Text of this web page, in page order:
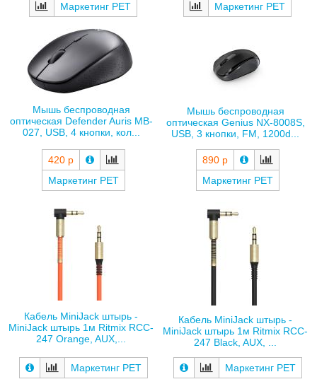
Маркетинг РЕТ Маркетинг РЕТ
Мышь беспроводная
оптическая Defender Auris MB-
027, USB, 4 кнопки, кол...
420 р
Маркетинг РЕТ
Мышь беспроводная
оптическая Genius NX-8008S,
USB, 3 кнопки, FM, 1200d...
890 р
Маркетинг РЕТ
Кабель MiniJack штырь -
MiniJack штырь 1м Ritmix RCC-
247 Orange, AUX,...
Маркетинг РЕТ
Кабель MiniJack штырь -
MiniJack штырь 1м Ritmix RCC-
247 Black, AUX, ...
Маркетинг РЕТ